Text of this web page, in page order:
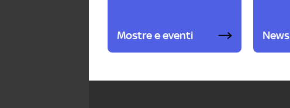
Mostre e eventi News